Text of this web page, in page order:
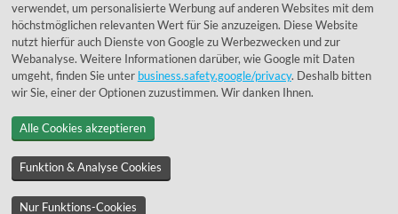
FacebookInstagram
Kundenmeinungen
Exzellent - eKomi.de
© 1955 - 2026 Lumidora
verwendet, um personalisierte Werbung auf anderen Websites mit dem
höchstmöglichen relevanten Wert für Sie anzuzeigen. Diese Website
nutzt hierfür auch Dienste von Google zu Werbezwecken und zur
Webanalyse. Weitere Informationen darüber, wie Google mit Daten
umgeht, finden Sie unter business.safety.google/privacy. Deshalb bitten
wir Sie, einer der Optionen zuzustimmen. Wir danken Ihnen.
Alle Cookies akzeptieren
Funktion & Analyse Cookies
Nur Funktions-Cookies